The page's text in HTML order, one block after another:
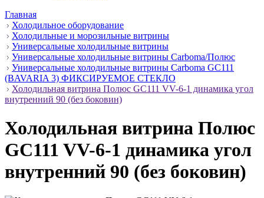
Главная
Холодильное оборудование
Холодильные и морозильные витрины
Универсальные холодильные витрины
Универсальные холодильные витрины Carboma/Полюс
Универсальные холодильные витрины Carboma GC111
(BAVARIA 3) ФИКСИРУЕМОЕ СТЕКЛО
Холодильная витрина Полюс GC111 VV-6-1 динамика угол
внутренний 90 (без боковин)
Холодильная витрина Полюс
GC111 VV-6-1 динамика угол
внутренний 90 (без боковин)